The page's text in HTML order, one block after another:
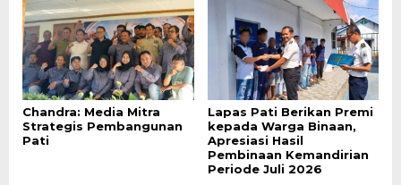
Chandra: Media Mitra
Strategis Pembangunan
Pati
Lapas Pati Berikan Premi
kepada Warga Binaan,
Apresiasi Hasil
Pembinaan Kemandirian
Periode Juli 2026